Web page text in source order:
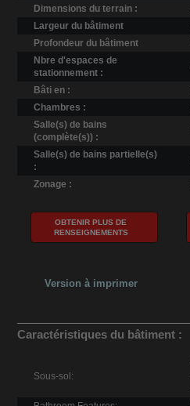
Dimensions du terrain :
Largeur du bâtiment
Profondeur du bâtiment
Nbre d'espaces de
stationnement :
Bâti en :
Chambres :
Salle(s) de bains
(complète(s)) :
Salle(s) de bains partielle(s)
:
Zonage :
OBTENIR PLUS DE
RENSEIGNEMENTS
Version à imprimer
Caractéristiques du bâtiment :
Sous-sol: